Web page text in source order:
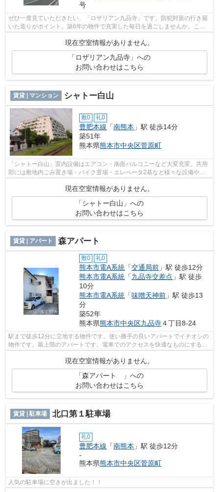
号
ぜひ一度見ていただきたい、「ロザリアン九品寺」です。防犯対策の行き届
いた造りがポイント。築6年の物件で充実した毎日を過ごしませんか。この
物件は駅まで徒歩12分の立地です。当社...
現在空室情報がありません。
「ロザリアン九品寺」への
お問い合わせはこちら
賃貸 | マンション シャトー白山
敷0 礼0
豊肥本線 「南熊本 」駅 徒歩14分
築51年
熊本県熊本市中央区菅原町
「シャトー白山」室内設備はエアコン・南面バルコニーなど大変充実。共用
部には敷地内ごみ置き場・バイク置場・エレベータ2基など様々な設備やサ
ービスが揃っているので便利です。帰る...
現在空室情報がありません。
「シャトー白山」への
お問い合わせはこちら
賃貸 | アパート 森アパート
敷0 礼0
熊本市電A系統 「交通局前 」駅 徒歩12分
熊本市電A系統 「九品寺交差点 」駅 徒歩
10分
熊本市電A系統 「味噌天神前 」駅 徒歩13
分
築52年
熊本県熊本市中央区九品寺４丁目8-24
駅まで徒歩12分に立地する物件です。使い勝手の良いアパートでイチオシの
物件です。最上階のアパートです。電車でのアクセスを快適なものにする、
現在空室情報がありません。
「森アパート 」への
お問い合わせはこちら
賃貸 | 駐車場 北口第１駐車場
礼0
豊肥本線 「南熊本 」駅 徒歩12分
-
熊本県熊本市中央区菅原町
人気の駐車場に空きが出ました！！